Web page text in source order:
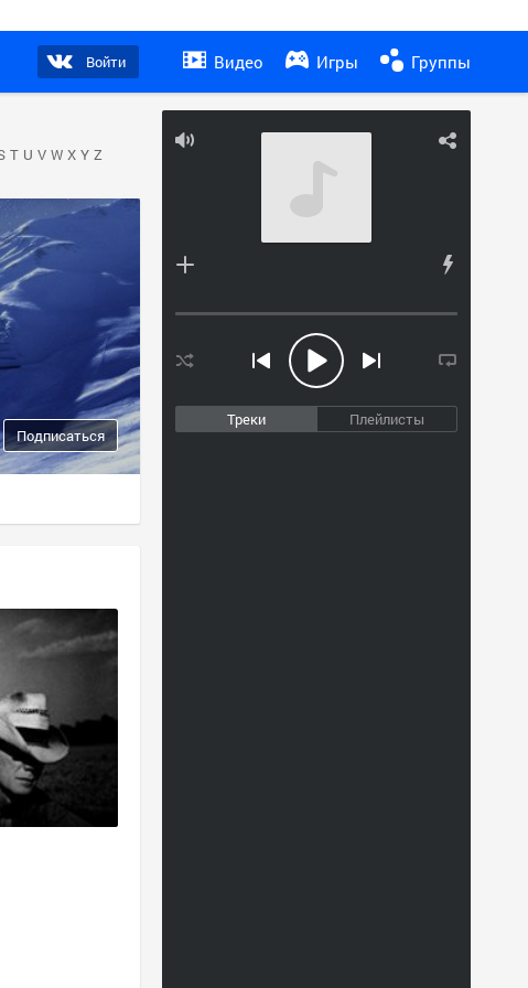
Войти Видео Игры Группы
Треки Плейлисты
T U V W X Y Z
Подписаться